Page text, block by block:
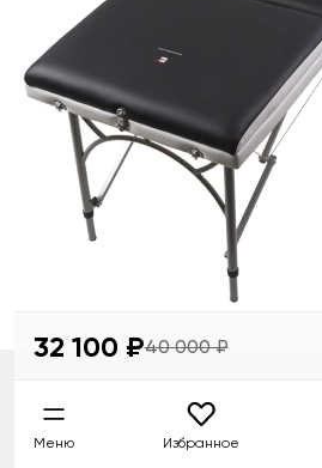
32 100 ₽40 000 ₽
Меню Избранное